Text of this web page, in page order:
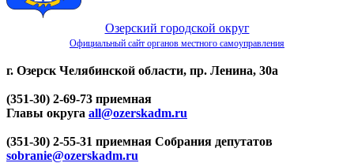
Озерский городской округ
Официальный сайт органов местного самоуправления
г. Озерск Челябинской области, пр. Ленина, 30а
(351-30) 2-69-73 приемная
Главы округа all@ozerskadm.ru
(351-30) 2-55-31 приемная Собрания депутатов
sobranie@ozerskadm.ru